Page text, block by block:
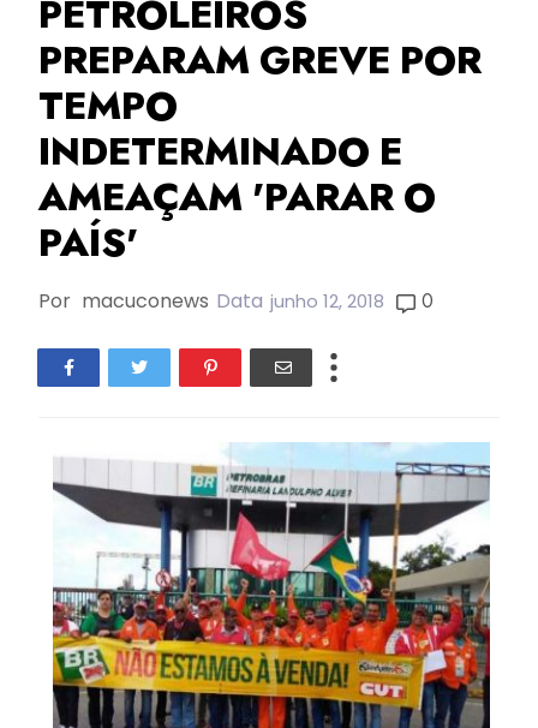
PETROLEIROS
PREPARAM GREVE POR
TEMPO
INDETERMINADO E
AMEAÇAM 'PARAR O
PAÍS'
Por macuconews Data junho 12, 2018 0